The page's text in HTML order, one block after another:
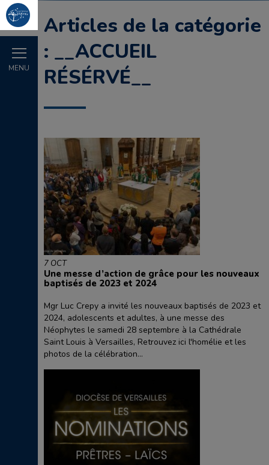
MENU
Articles de la catégorie
: __ACCUEIL
RÉSÉRVÉ__
7 OCT
Une messe d’action de grâce pour les nouveaux
baptisés de 2023 et 2024
Mgr Luc Crepy a invité les nouveaux baptisés de 2023 et
2024, adolescents et adultes, à une messe des
Néophytes le samedi 28 septembre à la Cathédrale
Saint Louis à Versailles, Retrouvez ici l'homélie et les
photos de la célébration...